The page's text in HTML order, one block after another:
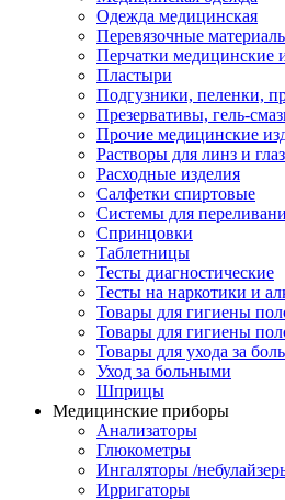
Одежда медицинская
Перевязочные
Перчатки медицинские
Пластыри
Подгузники, пеленки,
Презервативы, гель-
Прочие медицинские
Растворы для линз и глаз
Расходные изделия
Салфетки спиртовые
Системы для
Спринцовки
Таблетницы
Тесты диагностические
Тесты на наркотики и
Товары для гигиены
Товары для гигиены
Товары для ухода за
Уход за больными
Шприцы
Медицинские приборы
Анализаторы
Глюкометры
Ингаляторы /
Ирригаторы